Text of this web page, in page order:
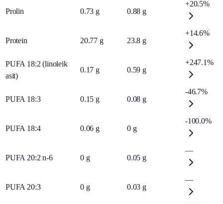
Prolin 0.73 g 0.88 g
+20.5%
Protein 20.77 g 23.8 g
+14.6%
PUFA 18:2 (linoleik
asit)
0.17 g 0.59 g
+247.1%
PUFA 18:3 0.15 g 0.08 g
-46.7%
PUFA 18:4 0.06 g 0 g
-100.0%
PUFA 20:2 n-6 0 g 0.05 g
—
PUFA 20:3 0 g 0.03 g
—